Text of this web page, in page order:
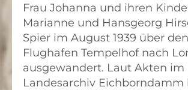
Frau Johanna und ihren
Marianne und Hansgeorg
Spier im August 1939 über den
Flughafen Tempelhof nach
ausgewandert. Laut Akten im
Landesarchiv Eichborndamm